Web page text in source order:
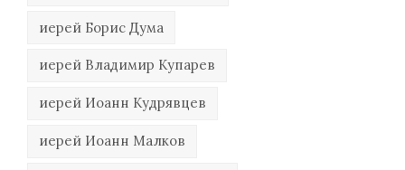
иерей Борис Дума
иерей Владимир Купарев
иерей Иоанн Кудрявцев
иерей Иоанн Малков